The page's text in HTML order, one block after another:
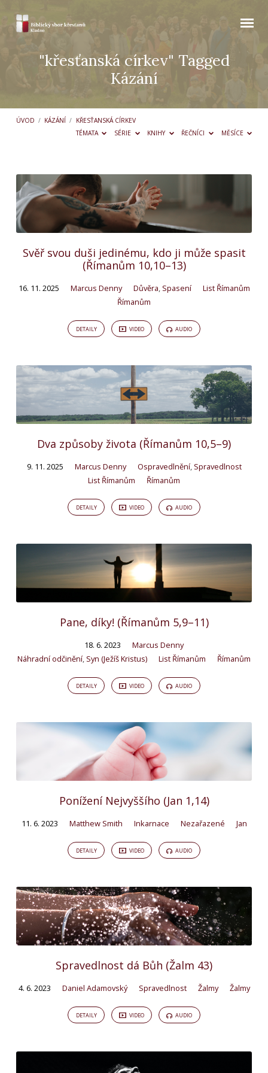
"křesťanská církev" Tagged
Kázání
ÚVOD / KÁZÁNÍ / KŘESŤANSKÁ CÍRKEV
TÉMATA
SÉRIE KNIHY ŘEČNÍCI MĚSÍCE
"křesťanská
církev"
Tagged
Kázání
Svěř svou duši jedinému, kdo ji může spasit
(Římanům 10,10–13)
16. 11. 2025 Marcus Denny Důvěra Spasení
List Římanům
Římanům
DETAILY VIDEO AUDIO
Dva způsoby života (Římanům 10,5–9)
9. 11. 2025 Marcus Denny Ospravedlnění, Spravedlnost
List Římanům
Římanům
DETAILY VIDEO AUDIO
Pane, díky! (Římanům 5,9–11)
18. 6. 2023
Marcus Denny
Náhradní odčinění, Syn (Ježíš Kristus) List Římanům Římanům
DETAILY VIDEO AUDIO
Ponížení Nejvyššího (Jan 1,14)
11. 6. 2023 Matthew Smith Inkarnace Nezařazené Jan
DETAILY VIDEO AUDIO
Spravedlnost dá Bůh (Žalm 43)
4. 6. 2023 Daniel Adamovský Spravedlnost Žalmy Žalmy
DETAILY VIDEO AUDIO